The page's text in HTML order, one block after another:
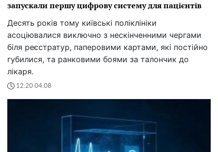
запускали першу цифрову систему для пацієнтів
Десять років тому київські поліклініки
асоціювалися виключно з нескінченними чергами
біля реєстратур, паперовими картами, які постійно
губилися, та ранковими боями за талончик до
лікаря.
12:20 04.08